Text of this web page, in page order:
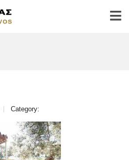
Category: